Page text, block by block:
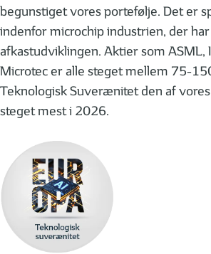
begunstiget vores portefølje. Det er
indenfor microchip industrien, der
afkastudviklingen. Aktier som ASML,
Microtec er alle steget mellem 75-
Teknologisk Suverænitet den af
steget mest i 2026.